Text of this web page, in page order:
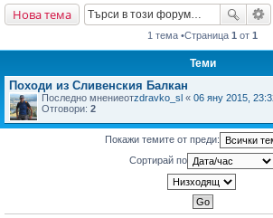
Нова тема
1 тема •Страница 1 от 1
Теми
Походи из Сливенския Балкан
Последно мнениеотzdravko_sl « 06 яну 2015,
Отговори: 2
Покажи темите от преди:
Сортирай по